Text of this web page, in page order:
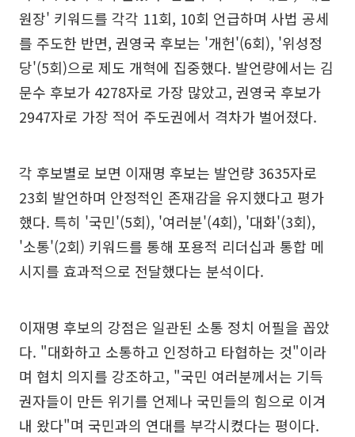
원장' 키워드를 각각 11회, 10회 언급하며 사법 공세
를 주도한 반면, 권영국 후보는 '개헌'(6회), '위성정
당'(5회)으로 제도 개혁에 집중했다. 발언량에서는 김
문수 후보가 4278자로 가장 많았고, 권영국 후보가
2947자로 가장 적어 주도권에서 격차가 벌어졌다.
각 후보별로 보면 이재명 후보는 발언량 3635자로
23회 발언하며 안정적인 존재감을 유지했다고 평가
했다. 특히 '국민'(5회), '여러분'(4회), '대화'(3회),
'소통'(2회) 키워드를 통해 포용적 리더십과 통합 메
시지를 효과적으로 전달했다는 분석이다.
이재명 후보의 강점은 일관된 소통 정치 어필을 꼽았
다. "대화하고 소통하고 인정하고 타협하는 것"이라
며 협치 의지를 강조하고, "국민 여러분께서는 기득
권자들이 만든 위기를 언제나 국민들의 힘으로 이겨
내 왔다"며 국민과의 연대를 부각시켰다는 평이다.